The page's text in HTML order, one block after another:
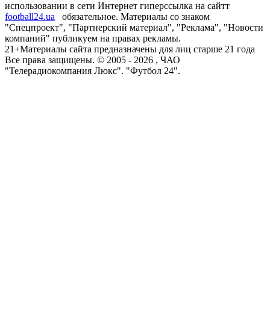
использовании в сети Интернет гиперссылка на сайтт
football24.ua
обязательное. Материалы со знаком
"Спецпроект", "Партнерский материал", "Реклама", "Новости
компаний" публикуем на правах рекламы.
21+Материалы сайта предназначены для лиц старше 21 года
Все права защищены. © 2005 - 2026 , ЧАО
"Телерадиокомпания Люкс". "Футбол 24".